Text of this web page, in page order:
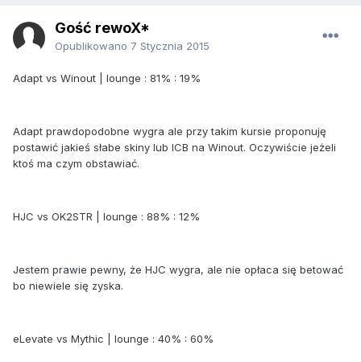
Gość rewoX*
Opublikowano 7 Stycznia 2015
Adapt vs Winout | lounge : 81% : 19%
Adapt prawdopodobne wygra ale przy takim kursie proponuję
postawić jakieś słabe skiny lub ICB na Winout. Oczywiście jeżeli
ktoś ma czym obstawiać.
HJC vs OK2STR | lounge : 88% : 12%
Jestem prawie pewny, że HJC wygra, ale nie opłaca się betować
bo niewiele się zyska.
eLevate vs Mythic | lounge : 40% : 60%